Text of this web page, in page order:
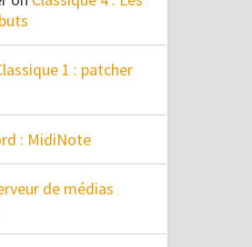
1 : patcher
: MidiNote
de médias